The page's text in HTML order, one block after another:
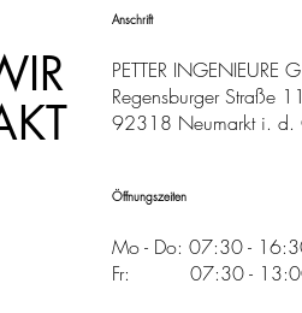
Anschrift
PETTER INGENIEURE
Regensburger Straße
92318 Neumarkt i. d.
Öffnungszeiten
Mo - Do: 07:30 -
Fr: 07:30 -